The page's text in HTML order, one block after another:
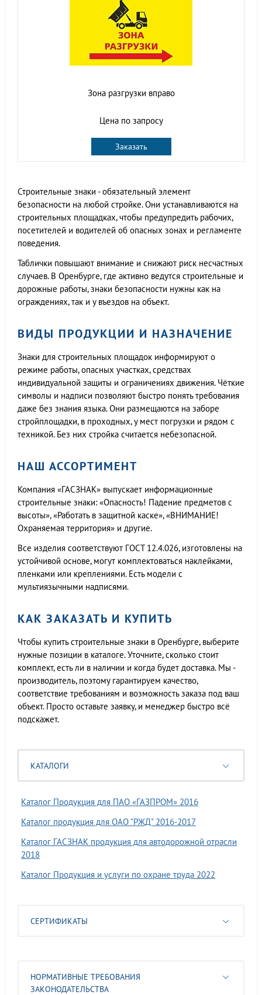
Зона разгрузки вправо
Цена по запросу
Заказать
Строительные знаки - обязательный элемент
безопасности на любой стройке. Они устанавливаются на
строительных площадках, чтобы предупредить рабочих,
посетителей и водителей об опасных зонах и регламенте
поведения.
Таблички повышают внимание и снижают риск несчастных
случаев. В Оренбурге, где активно ведутся строительные и
дорожные работы, знаки безопасности нужны как на
ограждениях, так и у въездов на объект.
ВИДЫ ПРОДУКЦИИ И НАЗНАЧЕНИЕ
Знаки для строительных площадок информируют о
режиме работы, опасных участках, средствах
индивидуальной защиты и ограничениях движения. Чёткие
символы и надписи позволяют быстро понять требования
даже без знания языка. Они размещаются на заборе
стройплощадки, в проходных, у мест погрузки и рядом с
техникой. Без них стройка считается небезопасной.
НАШ АССОРТИМЕНТ
Компания «ГАСЗНАК» выпускает информационные
строительные знаки: «Опасность! Падение предметов с
высоты», «Работать в защитной каске», «ВНИМАНИЕ!
Охраняемая территория» и другие.
Все изделия соответствуют ГОСТ 12.4.026, изготовлены на
устойчивой основе, могут комплектоваться наклейками,
пленками или креплениями. Есть модели с
мультиязычными надписями.
КАК ЗАКАЗАТЬ И КУПИТЬ
Чтобы купить строительные знаки в Оренбурге, выберите
нужные позиции в каталоге. Уточните, сколько стоит
комплект, есть ли в наличии и когда будет доставка. Мы -
производитель, поэтому гарантируем качество,
соответствие требованиям и возможность заказа под ваш
объект. Просто оставьте заявку, и менеджер быстро всё
подскажет.
КАТАЛОГИ
Каталог Продукция для ПАО «ГАЗПРОМ» 2016
Каталог продукция для ОАО "РЖД" 2016-2017
Каталог ГАСЗНАК продукция для автодорожной отрасли
2018
Каталог Продукция и услуги по охране труда 2022
СЕРТИФИКАТЫ
НОРМАТИВНЫЕ ТРЕБОВАНИЯ
ЗАКОНОДАТЕЛЬСТВА